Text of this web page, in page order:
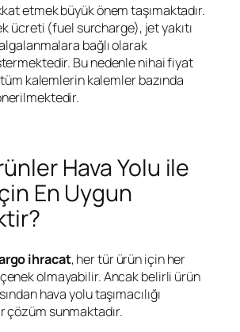
etmek büyük önem taşımaktadır.
ücreti (fuel surcharge), jet yakıtı
bağlı olarak
Bu nedenle nihai fiyat
kalemlerin kalemler bazında
Hava Yolu ile
En Uygun
ihracat, her tür ürün için her
olmayabilir. Ancak belirli ürün
hava yolu taşımacılığı
çözüm sunmaktadır.